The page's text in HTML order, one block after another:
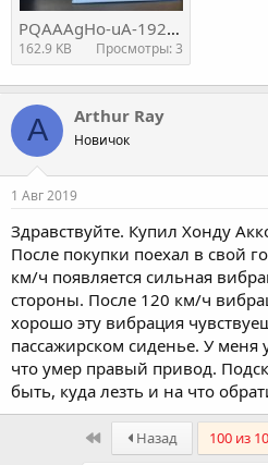
PQAAAgHo-uA-1920.jpg
162.9 KB Просмотры: 3
A Arthur Ray
Новичок
1 Авг 2019
Здравствуйте. Купил Хонду
После покупки поехал в свой
км/ч появляется сильная
стороны. После 120 км/ч
хорошо эту вибрация
пассажирском сиденье. У меня
что умер правый привод.
быть, куда лезть и на что
First Назад 100 из